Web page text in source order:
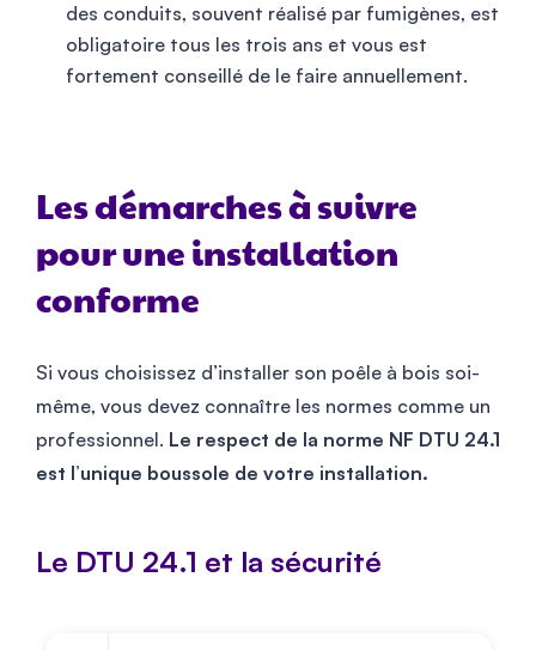
des conduits, souvent réalisé par fumigènes, est
obligatoire tous les trois ans et vous est
fortement conseillé de le faire annuellement.
Les démarches à suivre
pour une installation
conforme
Si vous choisissez d’installer son poêle à bois soi-
même, vous devez connaître les normes comme un
professionnel. Le respect de la norme NF DTU 24.1
est l’unique boussole de votre installation.
Le DTU 24.1 et la sécurité